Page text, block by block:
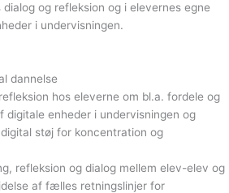
og refleksion og i elevernes egne
i undervisningen.
dannelse
hos eleverne om bl.a. fordele og
digitale enheder i undervisningen og
støj for koncentration og
refleksion og dialog mellem elev-elev og
af fælles retningslinjer for